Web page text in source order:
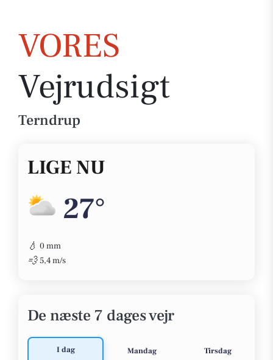
VORES
Vejrudsigt
Terndrup
LIGE NU
27°
💧 0 mm
💨 5,4 m/s
De næste 7 dages vejr
I dag Mandag Tirsdag